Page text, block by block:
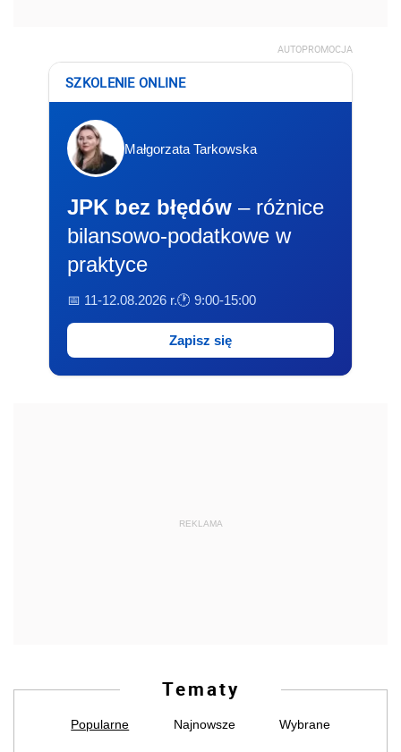
AUTOPROMOCJA
SZKOLENIE ONLINE
Małgorzata Tarkowska
JPK bez błędów – różnice
bilansowo-podatkowe w
praktyce
📅 11-12.08.2026 r.🕐 9:00-15:00
Zapisz się
REKLAMA
Tematy
Popularne Najnowsze Wybrane